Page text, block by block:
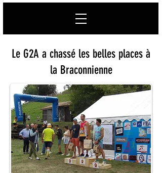
Le G2A a chassé les belles places à
la Braconnienne